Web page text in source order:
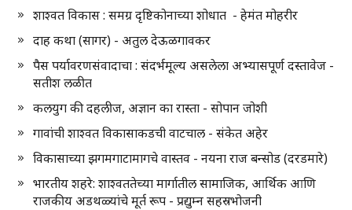
शाश्वत विकास : समग्र दृष्टिकोनाच्या शोधात - हेमंत मोहरीर
दाह कथा (सागर) - अतुल देऊळगावकर
पैस पर्यावरणसंवादाचा : संदर्भमूल्य असलेला अभ्यासपूर्ण दस्तावेज -
सतीश लळीत
कलयुग की दहलीज, अज्ञान का रास्ता - सोपान जोशी
गावांची शाश्वत विकासाकडची वाटचाल - संकेत अहेर
विकासाच्या झगमगाटामागचे वास्तव - नयना राज बन्सोड (दरडमारे)
भारतीय शहरे: शाश्वततेच्या मार्गातील सामाजिक, आर्थिक आणि
राजकीय अडथळ्यांचे मूर्त रूप - प्रद्युम्न सहस्रभोजनी